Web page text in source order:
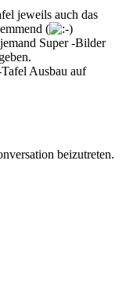
jeweils auch das
(
Super -Bilder
Ausbau auf
beizutreten.